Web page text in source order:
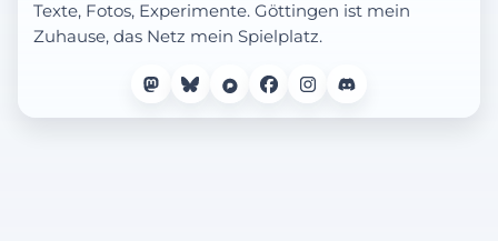
Texte, Fotos, Experimente. Göttingen ist mein
Zuhause, das Netz mein Spielplatz.